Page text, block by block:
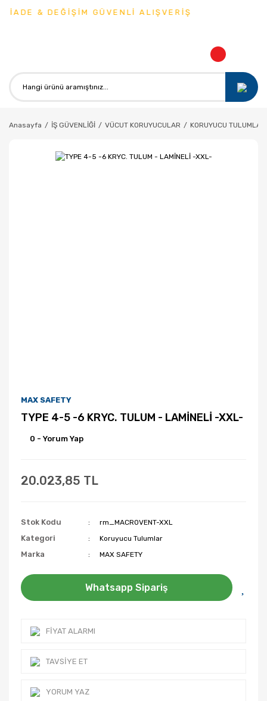
İADE & DEĞİŞİM GÜVENLİ ALIŞVERİŞ
Anasayfa İŞ GÜVENLİĞİ VÜCUT KORUYUCULAR KORUYUCU TULUMLAR
MAX SAFETY
TYPE 4-5 -6 KRYC. TULUM - LAMİNELİ -XXL-
0 - Yorum Yap
20.023,85 TL
Stok Kodu rm_MACROVENT-XXL
Kategori Koruyucu Tulumlar
Marka MAX SAFETY
Whatsapp Sipariş
FIYAT ALARMI
TAVSIYE ET
YORUM YAZ